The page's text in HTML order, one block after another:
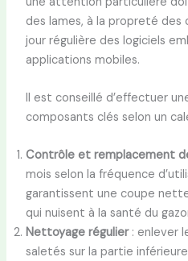
des lames, à la propreté des
jour régulière des logiciels
applications mobiles.
Il est conseillé d’effectuer
composants clés selon un
Contrôle et remplacement
mois selon la fréquence
garantissent une coupe
qui nuisent à la santé du
Nettoyage régulier: enlever
saletés sur la partie